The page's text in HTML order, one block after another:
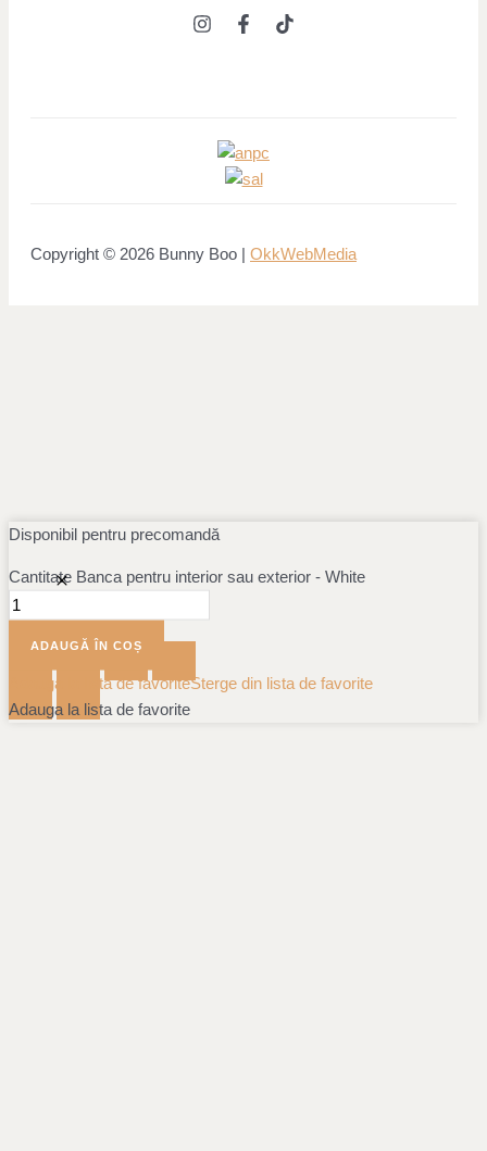
Copyright © 2026 Bunny Boo | OkkWebMedia
Disponibil pentru precomandă
Cantitate Banca pentru interior sau exterior - White
ADAUGĂ ÎN COȘ
Adauga la lista de favoriteSterge din lista de favorite
Adauga la lista de favorite